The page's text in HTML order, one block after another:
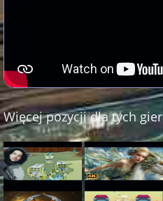
Więcej pozycji dla tych gier